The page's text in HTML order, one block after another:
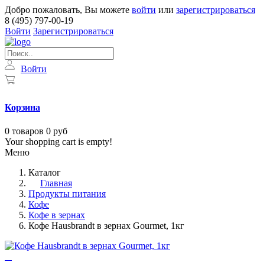
Добро пожаловать, Вы можете войти или зарегистрироваться
8 (495) 797-00-19
Войти Зарегистрироваться
Войти
Корзина
0 товаров 0 руб
Your shopping cart is empty!
Меню
Каталог
Главная
Продукты питания
Кофе
Кофе в зернах
Кофе Hausbrandt в зернах Gourmet, 1кг